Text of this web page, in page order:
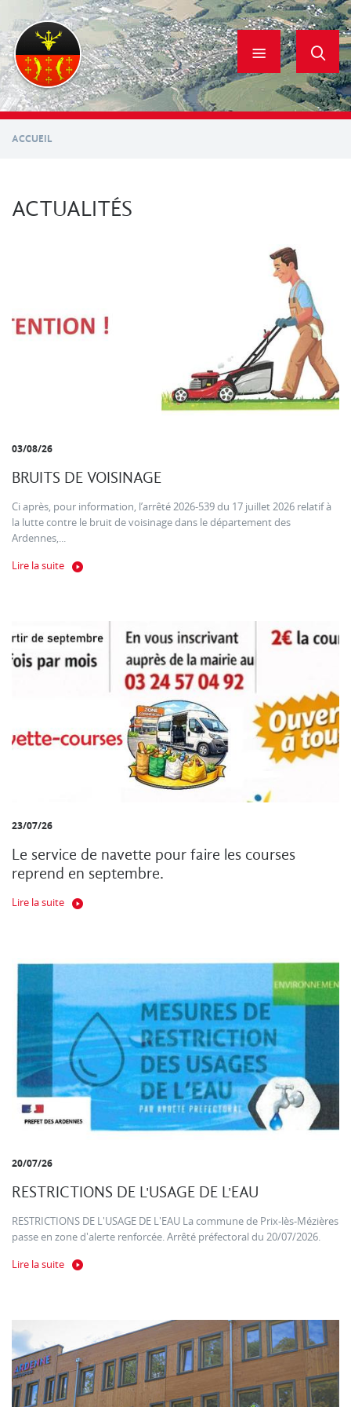
contenu
principal
ACCUEIL
ACTUALITÉS
03/08/26
BRUITS DE VOISINAGE
Ci après, pour information, l’arrêté 2026-539 du 17 juillet 2026 relatif à
la lutte contre le bruit de voisinage dans le département des
Ardennes,...
Lire la suite
23/07/26
Le service de navette pour faire les courses
reprend en septembre.
Lire la suite
20/07/26
RESTRICTIONS DE L'USAGE DE L'EAU
RESTRICTIONS DE L'USAGE DE L'EAU La commune de Prix-lès-Mézières
passe en zone d'alerte renforcée. Arrêté préfectoral du 20/07/2026.
Lire la suite